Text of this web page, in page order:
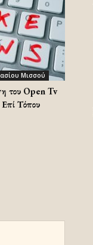
Μισσού
του Open Tv
Επί Τόπου